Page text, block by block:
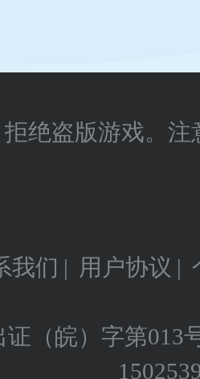
绝盗版游戏。
我们 | 用户协议 |
证（皖）字第013